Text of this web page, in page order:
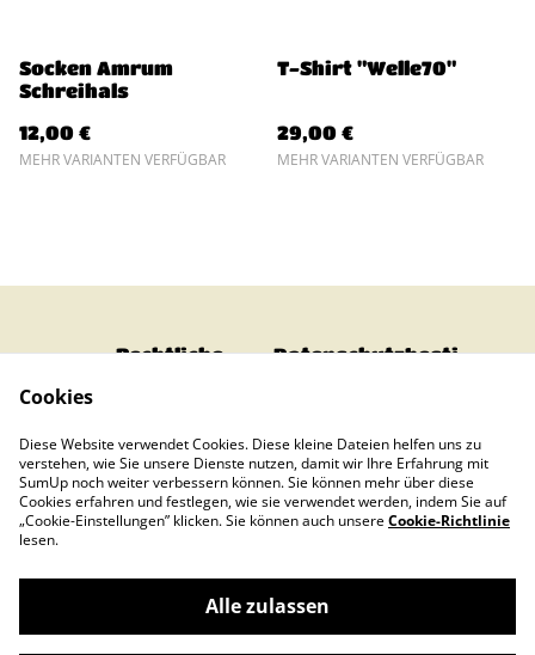
Socken Amrum
Schreihals
12,00 €
MEHR VARIANTEN VERFÜGBAR
T-Shirt "Welle70"
29,00 €
MEHR VARIANTEN VERFÜGBAR
Rechtliche
Datenschutzbesti
Bezahlen &
Verschicken
©2026Strunkleet
Cookies
Diese Website verwendet Cookies. Diese kleine Dateien helfen uns zu
verstehen, wie Sie unsere Dienste nutzen, damit wir Ihre Erfahrung mit
SumUp noch weiter verbessern können. Sie können mehr über diese
Cookies erfahren und festlegen, wie sie verwendet werden, indem Sie auf
„Cookie-Einstellungen” klicken. Sie können auch unsereCookie-Richtlinie
lesen.
Alle zulassen